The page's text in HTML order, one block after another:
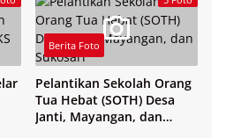
Berita Foto
Pelantikan Sekolah Orang
Tua Hebat (SOTH) Desa
Janti, Mayangan, dan